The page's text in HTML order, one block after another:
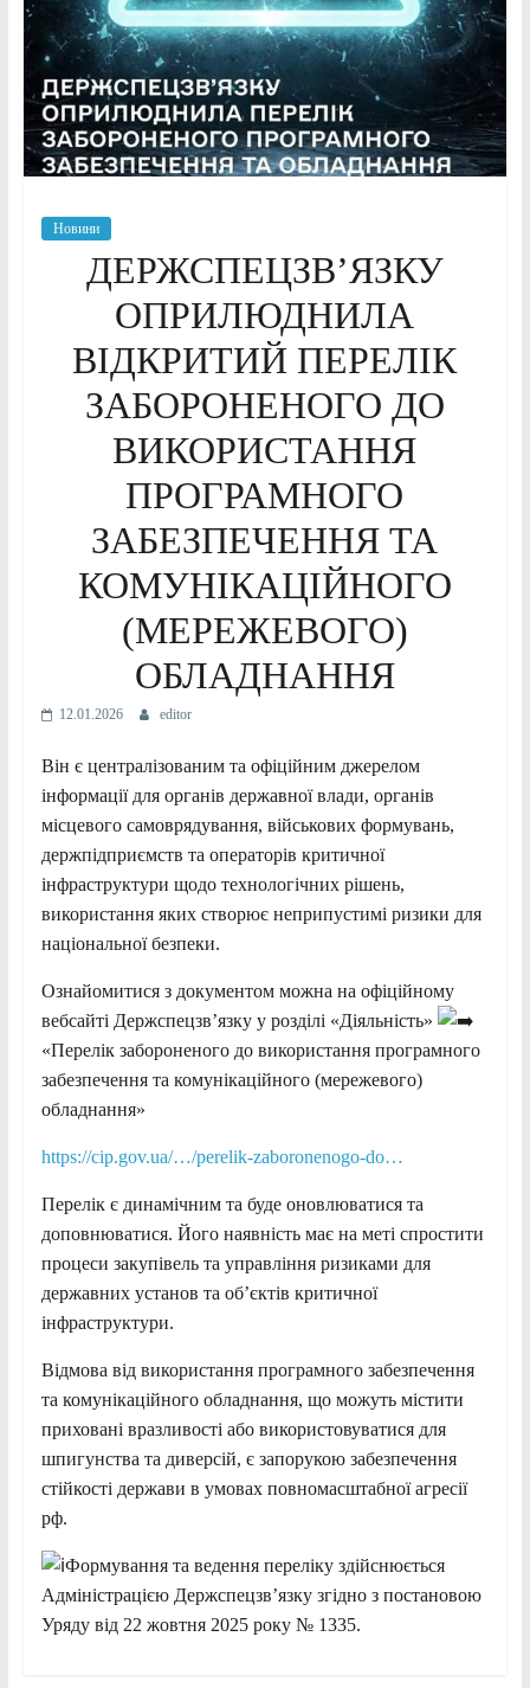
Новини
ДЕРЖСПЕЦЗВ’ЯЗКУ
ОПРИЛЮДНИЛА
ВІДКРИТИЙ ПЕРЕЛІК
ЗАБОРОНЕНОГО ДО
ВИКОРИСТАННЯ
ПРОГРАМНОГО
ЗАБЕЗПЕЧЕННЯ ТА
КОМУНІКАЦІЙНОГО
(МЕРЕЖЕВОГО)
ОБЛАДНАННЯ
12.01.2026 editor
Він є централізованим та офіційним джерелом
інформації для органів державної влади, органів
місцевого самоврядування, військових формувань,
держпідприємств та операторів критичної
інфраструктури щодо технологічних рішень,
використання яких створює неприпустимі ризики для
національної безпеки.
Ознайомитися з документом можна на офіційному
вебсайті Держспецзв’язку у розділі «Діяльність»
«Перелік забороненого до використання програмного
забезпечення та комунікаційного (мережевого)
обладнання»
https://cip.gov.ua/…/perelik-zaboronenogo-do…
Перелік є динамічним та буде оновлюватися та
доповнюватися. Його наявність має на меті спростити
процеси закупівель та управління ризиками для
державних установ та об’єктів критичної
інфраструктури.
Відмова від використання програмного забезпечення
та комунікаційного обладнання, що можуть містити
приховані вразливості або використовуватися для
шпигунства та диверсій, є запорукою забезпечення
стійкості держави в умовах повномасштабної агресії
рф.
Формування та ведення переліку здійснюється
Адміністрацією Держспецзв’язку згідно з постановою
Уряду від 22 жовтня 2025 року № 1335.